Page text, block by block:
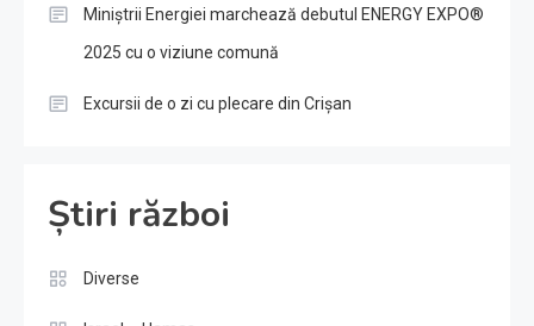
Miniștrii Energiei marchează debutul ENERGY EXPO®
2025 cu o viziune comună
Excursii de o zi cu plecare din Crișan
Știri război
Diverse